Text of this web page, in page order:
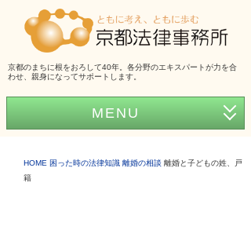
京都のまちに根をおろして40年。各分野のエキスパートが力を合
わせ、親身になってサポートします。
MENU
事務所紹介
HOME 困った時の法律知識 離婚の相談 離婚と子どもの姓、戸
籍